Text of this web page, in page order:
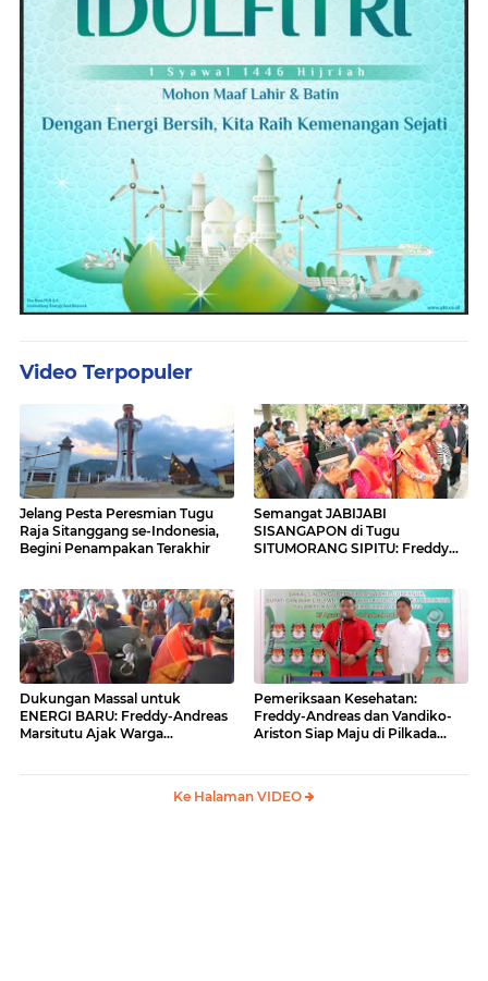
Video Terpopuler
Jelang Pesta Peresmian Tugu
Raja Sitanggang se-Indonesia,
Begini Penampakan Terakhir
Semangat JABIJABI
SISANGAPON di Tugu
SITUMORANG SIPITU: Freddy
Dukungan Massal untuk
ENERGI BARU: Freddy-Andreas
Marsitutu Ajak Warga
Pemeriksaan Kesehatan:
Freddy-Andreas dan Vandiko-
Ariston Siap Maju di Pilkada
Ke Halaman VIDEO